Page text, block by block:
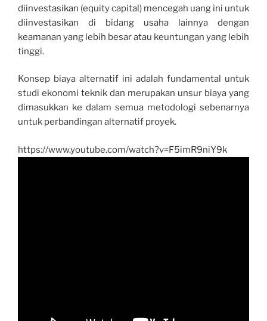
diinvestasikan (equity capital) mencegah uang ini untuk
diinvestasikan di bidang usaha lainnya dengan
keamanan yang lebih besar atau keuntungan yang lebih
tinggi.
Konsep biaya alternatif ini adalah fundamental untuk
studi ekonomi teknik dan merupakan unsur biaya yang
dimasukkan ke dalam semua metodologi sebenarnya
untuk perbandingan alternatif proyek.
https://www.youtube.com/watch?v=F5imR9niY9k